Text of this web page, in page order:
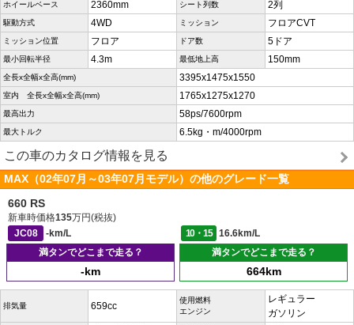
ホイールベース 2360mm シート列数 2列
駆動方式 4WD ミッション フロアCVT
ミッション位置 フロア ドア数 5ドア
最小回転半径 4.3m 最低地上高 150mm
全長x全幅x全高(mm) 3395x1475x1550
室内 全長x全幅x全高(mm) 1765x1275x1270
最高出力 58ps/7600rpm
最大トルク 6.5kg・m/4000rpm
この車のカタログ情報を見る
MAX（02年07月～03年07月モデル）の他のグレード一覧
660 RS
新車時価格135万円(税抜)
JC08
-km/L 10・15
16.6km/L
満タンでどこまで走る？
-km
満タンでどこまで走る？
664km
排気量 659cc
使用燃料
エンジン
レギュラー
ガソリン